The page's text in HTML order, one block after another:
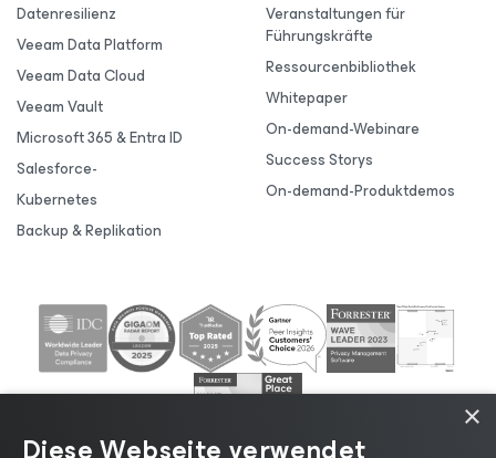
Datenresilienz
Veeam Data Platform
Veeam Data Cloud
Veeam Vault
Microsoft 365 & Entra ID
Salesforce-
Kubernetes
Backup & Replikation
Veranstaltungen für
Führungskräfte
Ressourcenbibliothek
Whitepaper
On-demand-Webinare
Success Storys
On-demand-Produktdemos
×